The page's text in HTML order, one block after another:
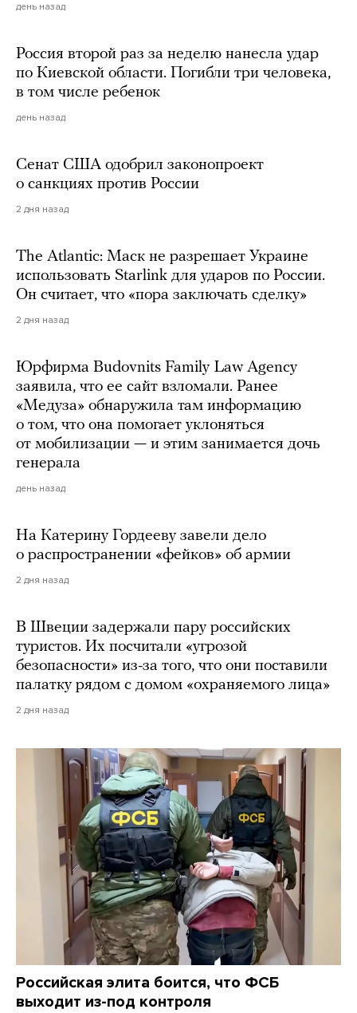
день назад
Россия второй раз за неделю нанесла удар
по Киевской области. Погибли три человека,
в том числе ребенок
день назад
Сенат США одобрил законопроект
о санкциях против России
2 дня назад
The Atlantic: Маск не разрешает Украине
использовать Starlink для ударов по России.
Он считает, что «пора заключать сделку»
2 дня назад
Юрфирма Budovnits Family Law Agency
заявила, что ее сайт взломали. Ранее
«Медуза» обнаружила там информацию
о том, что она помогает уклоняться
от мобилизации — и этим занимается дочь
генерала
день назад
На Катерину Гордееву завели дело
о распространении «фейков» об армии
2 дня назад
В Швеции задержали пару российских
туристов. Их посчитали «угрозой
безопасности» из-за того, что они поставили
палатку рядом с домом «охраняемого лица»
2 дня назад
Российская элита боится, что ФСБ
выходит из-под контроля